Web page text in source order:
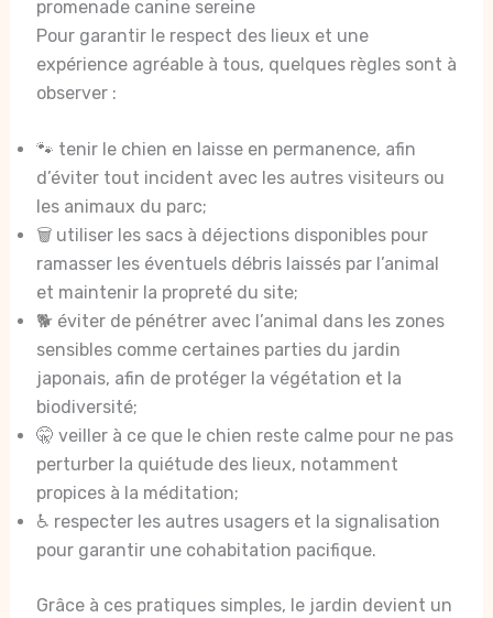
promenade canine sereine
Pour garantir le respect des lieux et une
expérience agréable à tous, quelques règles sont à
observer :
🐾 tenir le chien en laisse en permanence, afin
d’éviter tout incident avec les autres visiteurs ou
les animaux du parc;
🗑️ utiliser les sacs à déjections disponibles pour
ramasser les éventuels débris laissés par l’animal
et maintenir la propreté du site;
🐕 éviter de pénétrer avec l’animal dans les zones
sensibles comme certaines parties du jardin
japonais, afin de protéger la végétation et la
biodiversité;
🤫 veiller à ce que le chien reste calme pour ne pas
perturber la quiétude des lieux, notamment
propices à la méditation;
♿ respecter les autres usagers et la signalisation
pour garantir une cohabitation pacifique.
Grâce à ces pratiques simples, le jardin devient un